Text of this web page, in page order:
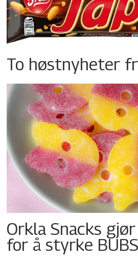
To høstnyheter
Orkla Snacks
for å styrke BUBS